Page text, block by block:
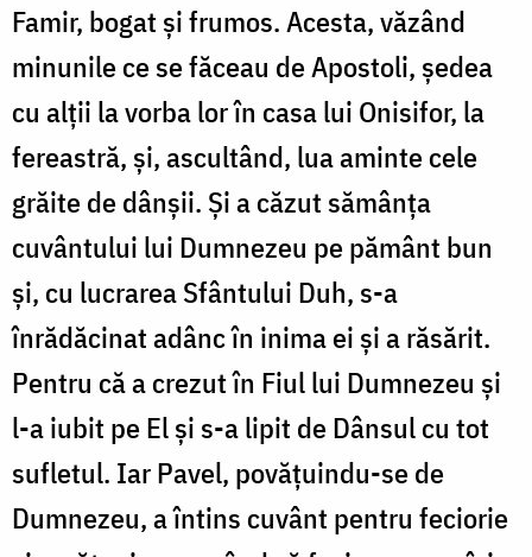
Famir, bogat și frumos. Acesta, văzând
minunile ce se făceau de Apostoli, ședea
cu alții la vorba lor în casa lui Onisifor, la
fereastră, și, ascultând, lua aminte cele
grăite de dânșii. Și a căzut sămânța
cuvântului lui Dumnezeu pe pământ bun
și, cu lucrarea Sfântului Duh, s-a
înrădăcinat adânc în inima ei și a răsărit.
Pentru că a crezut în Fiul lui Dumnezeu și
l-a iubit pe El și s-a lipit de Dânsul cu tot
sufletul. Iar Pavel, povățuindu-se de
Dumnezeu, a întins cuvânt pentru feciorie